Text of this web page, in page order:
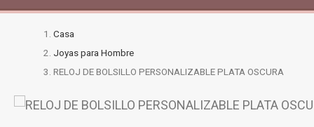
Casa
Joyas para Hombre
RELOJ DE BOLSILLO PERSONALIZABLE PLATA OSCURA